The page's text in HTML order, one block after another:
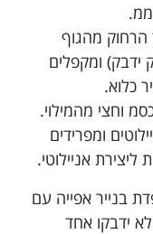
הרחוק מהגוף
ומקפלים
כלוא.
וחצי מהמילוי.
ומפרידים
אניילוטי.
בנייר אפייה עם
ידבקו אחד